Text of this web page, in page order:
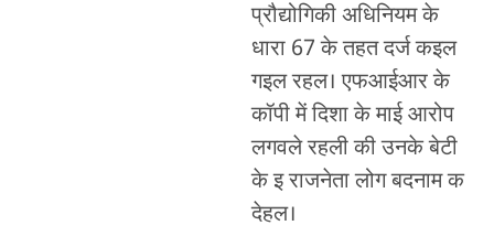
प्रौद्योगिकी अधिनियम के
धारा 67 के तहत दर्ज कइल
गइल रहल। एफआईआर के
कॉपी में दिशा के माई आरोप
लगवले रहली की उनके बेटी
के इ राजनेता लोग बदनाम क
देहल।